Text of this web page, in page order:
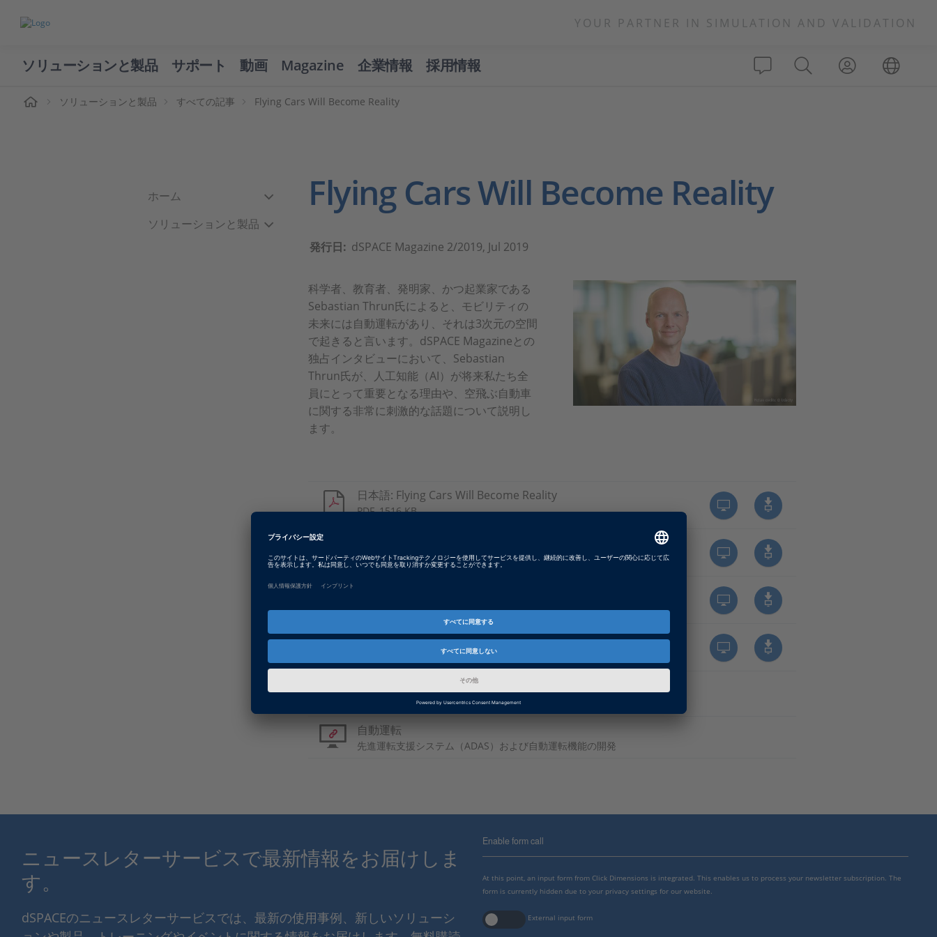
YOUR PARTNER IN SIMULATION AND VALIDATION
ソリューションと製品 サポート 動画 Magazine 企業情報 採用情報
ソリューションと製品 すべての記事 Flying Cars Will Become Reality
ホーム
ソリューションと製品
Flying Cars Will Become Reality
発行日: dSPACE Magazine 2/2019, Jul 2019
科学者、教育者、発明家、かつ起業家である
Sebastian Thrun氏によると、モビリティの
未来には自動運転があり、それは3次元の空間
で起きると言います。dSPACE Magazineとの
独占インタビューにおいて、Sebastian
Thrun氏が、人工知能（AI）が将来私たち全
員にとって重要となる理由や、空飛ぶ自動車
に関する非常に刺激的な話題について説明し
ます。
日本語: Flying Cars Will Become Reality
PDF, 1516 KB
PDF, 2335 KB
中国語: Flying Cars Will Become Reality
自動運転
先進運転支援システム（ADAS）および自動運転機能の開発
ニュースレターサービスで最新情報をお届けしま
す。
dSPACEのニュースレターサービスでは、最新の使用事例、新しいソリューシ
Enable form call
At this point, an input form from Click Dimensions is integrated. This enables us to process your newsletter subscription. The
form is currently hidden due to your privacy settings for our website.
External input form